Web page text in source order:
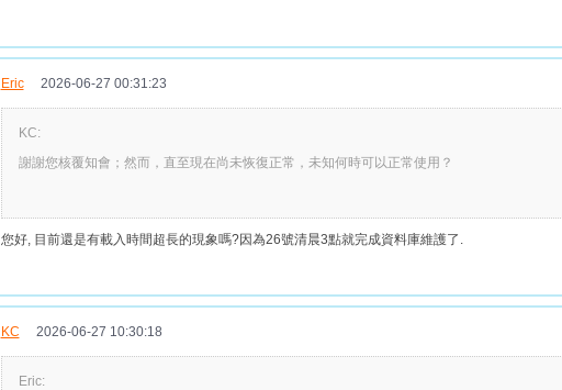
Eric2026-06-27 00:31:23
KC:
謝謝您核覆知會；然而，直至現在尚未恢復正常，未知何時可以正常使用？
您好, 目前還是有載入時間超長的現象嗎?因為26號清晨3點就完成資料庫維護了.
KC 2026-06-27 10:30:18
Eric: